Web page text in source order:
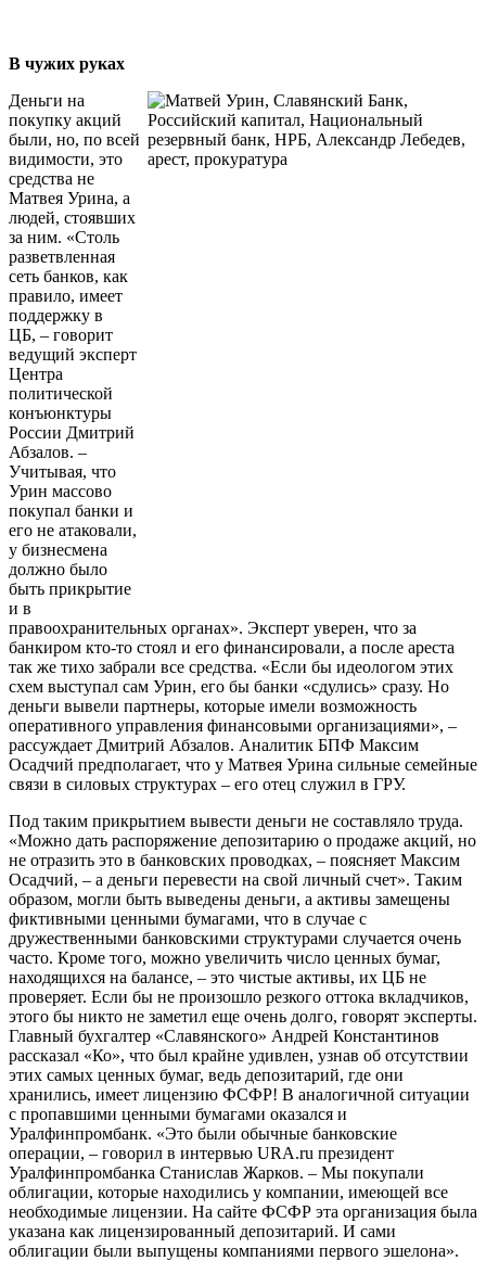
В чужих руках
Деньги на
покупку акций
были, но, по всей
видимости, это
средства не
Матвея Урина, а
людей, стоявших
за ним. «Столь
разветвленная
сеть банков, как
правило, имеет
поддержку в
ЦБ, – говорит
ведущий эксперт
Центра
политической
конъюнктуры
России Дмитрий
Абзалов. –
Учитывая, что
Урин массово
покупал банки и
его не атаковали,
у бизнесмена
должно было
быть прикрытие
и в
правоохранительных органах». Эксперт уверен, что за
банкиром кто-то стоял и его финансировали, а после ареста
так же тихо забрали все средства. «Если бы идеологом этих
схем выступал сам Урин, его бы банки «сдулись» сразу. Но
деньги вывели партнеры, которые имели возможность
оперативного управления финансовыми организациями», –
рассуждает Дмитрий Абзалов. Аналитик БПФ Максим
Осадчий предполагает, что у Матвея Урина сильные семейные
связи в силовых структурах – его отец служил в ГРУ.
Под таким прикрытием вывести деньги не составляло труда.
«Можно дать распоряжение депозитарию о продаже акций, но
не отразить это в банковских проводках, – поясняет Максим
Осадчий, – а деньги перевести на свой личный счет». Таким
образом, могли быть выведены деньги, а активы замещены
фиктивными ценными бумагами, что в случае с
дружественными банковскими структурами случается очень
часто. Кроме того, можно увеличить число ценных бумаг,
находящихся на балансе, – это чистые активы, их ЦБ не
проверяет. Если бы не произошло резкого оттока вкладчиков,
этого бы никто не заметил еще очень долго, говорят эксперты.
Главный бухгалтер «Славянского» Андрей Константинов
рассказал «Ко», что был крайне удивлен, узнав об отсутствии
этих самых ценных бумаг, ведь депозитарий, где они
хранились, имеет лицензию ФСФР! В аналогичной ситуации
с пропавшими ценными бумагами оказался и
Уралфинпромбанк. «Это были обычные банковские
операции, – говорил в интервью URA.ru президент
Уралфинпромбанка Станислав Жарков. – Мы покупали
облигации, которые находились у компании, имеющей все
необходимые лицензии. На сайте ФСФР эта организация была
указана как лицензированный депозитарий. И сами
облигации были выпущены компаниями первого эшелона».